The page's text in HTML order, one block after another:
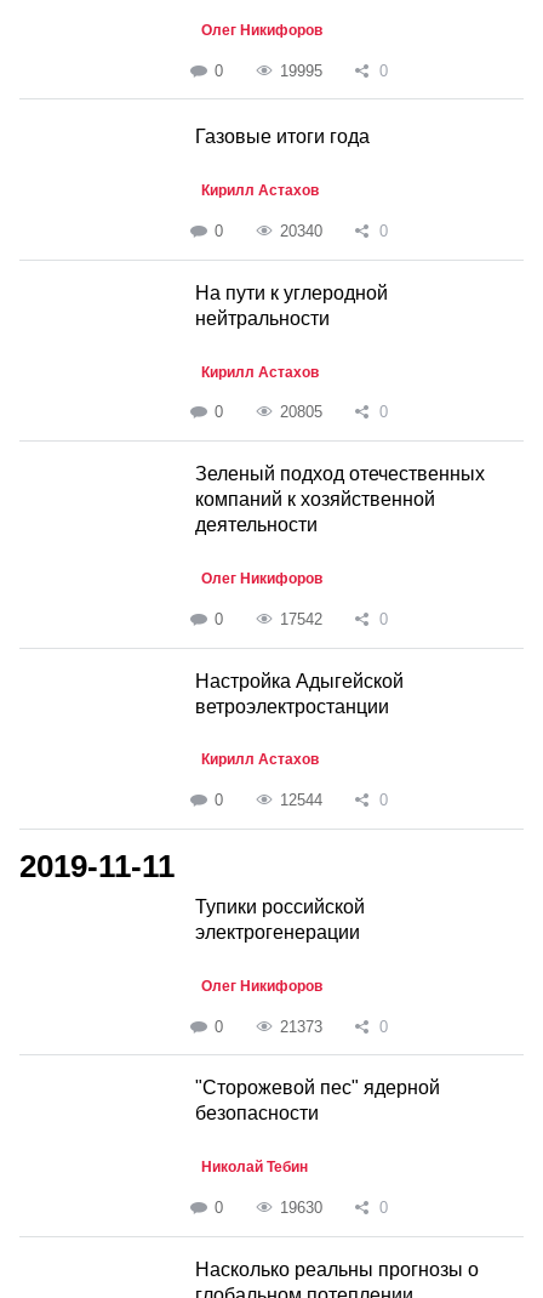
Олег Никифоров
0 19995 0
Газовые итоги года
Кирилл Астахов
0 20340 0
На пути к углеродной
нейтральности
Кирилл Астахов
0 20805 0
Зеленый подход отечественных
компаний к хозяйственной
деятельности
Олег Никифоров
0 17542 0
Настройка Адыгейской
ветроэлектростанции
Кирилл Астахов
0 12544 0
2019-11-11
Тупики российской
электрогенерации
Олег Никифоров
0 21373 0
"Сторожевой пес" ядерной
безопасности
Николай Тебин
0 19630 0
Насколько реальны прогнозы о